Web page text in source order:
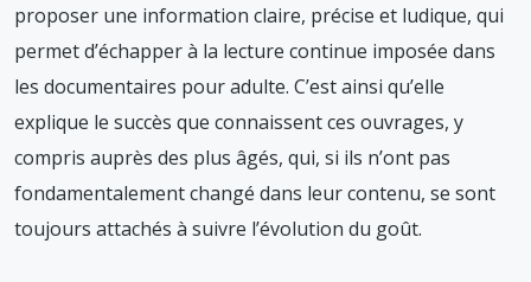
proposer une information claire, précise et ludique, qui
permet d’échapper à la lecture continue imposée dans
les documentaires pour adulte. C’est ainsi qu’elle
explique le succès que connaissent ces ouvrages, y
compris auprès des plus âgés, qui, si ils n’ont pas
fondamentalement changé dans leur contenu, se sont
toujours attachés à suivre l’évolution du goût.